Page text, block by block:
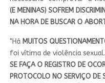
(E MENINAS) SOFREM
NA HORA DE BUSCAR O
"Há MUITOS
foi vítima de violência sexual.
SE FAÇA O REGISTRO DE
PROTOCOLO NO SERVIÇO DE